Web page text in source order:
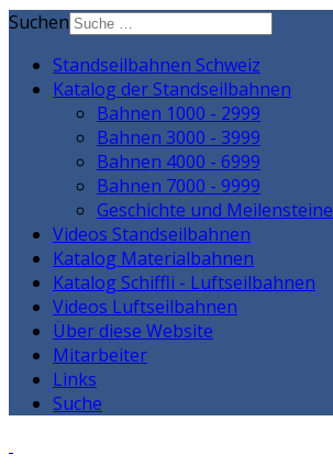
Suchen
Standseilbahnen Schweiz
Katalog der Standseilbahnen
Bahnen 1000 - 2999
Bahnen 3000 - 3999
Bahnen 4000 - 6999
Bahnen 7000 - 9999
Geschichte und Meilensteine
Videos Standseilbahnen
Katalog Materialbahnen
Katalog Schiffli - Luftseilbahnen
Videos Luftseilbahnen
Über diese Website
Mitarbeiter
Links
Suche